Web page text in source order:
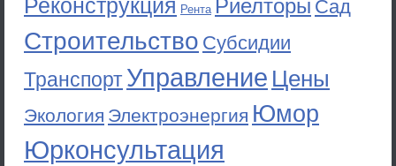
Реконструкция Рента Риелторы Сад
Строительство Субсидии
ТранспортУправление Цены
Экология Электроэнергия Юмор
Юрконсультация